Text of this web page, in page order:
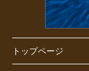
トップページ